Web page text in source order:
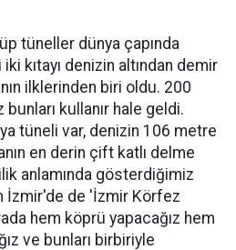
tüneller dünya çapında
kıtayı denizin altından demir
ilklerinden biri oldu. 200
bunları kullanır hale geldi.
tüneli var, denizin 106 metre
en derin çift katlı delme
anlamında gösterdiğimiz
İzmir'de de 'İzmir Körfez
hem köprü yapacağız hem
ve bunları birbiriyle